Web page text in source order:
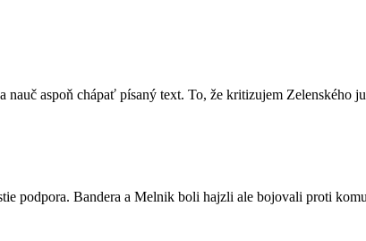
aspoň chápať písaný text. To, že kritizujem Zelenského
podpora. Bandera a Melnik boli hajzli ale bojovali proti